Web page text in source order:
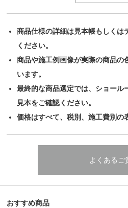
商品仕様の詳細は見本帳もしくは
ください。
商品や施工例画像が実際の商品の
います。
最終的な商品選定では、ショール
見本をご確認ください。
価格はすべて、税別、施工費別の
よくあるご
おすすめ商品